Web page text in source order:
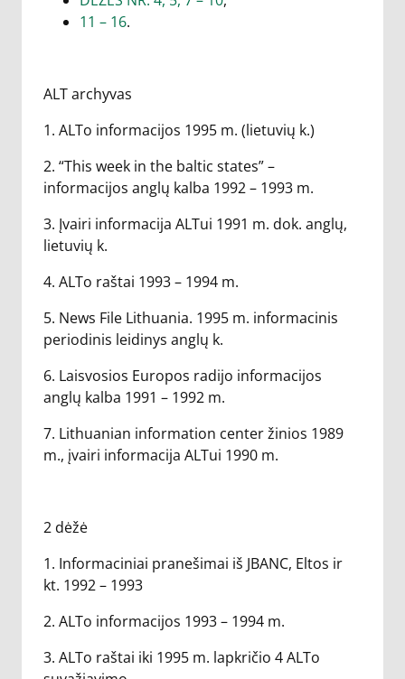
11 – 16.
ALT archyvas
1. ALTo informacijos 1995 m. (lietuvių k.)
2. “This week in the baltic states” –
informacijos anglų kalba 1992 – 1993 m.
3. Įvairi informacija ALTui 1991 m. dok. anglų,
lietuvių k.
4. ALTo raštai 1993 – 1994 m.
5. News File Lithuania. 1995 m. informacinis
periodinis leidinys anglų k.
6. Laisvosios Europos radijo informacijos
anglų kalba 1991 – 1992 m.
7. Lithuanian information center žinios 1989
m., įvairi informacija ALTui 1990 m.
2 dėžė
1. Informaciniai pranešimai iš JBANC, Eltos ir
kt. 1992 – 1993
2. ALTo informacijos 1993 – 1994 m.
3. ALTo raštai iki 1995 m. lapkričio 4 ALTo